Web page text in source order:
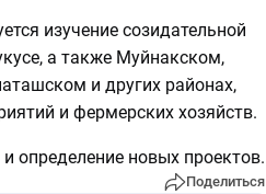
изучение созидательной
а также Муйнакском,
и других районах,
и фермерских хозяйств.
определение новых проектов.
Поделиться